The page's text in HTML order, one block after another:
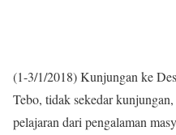
(1-3/1/2018) Kunjungan ke
Tebo, tidak sekedar
pelajaran dari pengalaman